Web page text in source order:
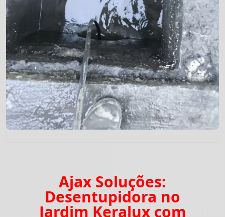
Ajax Soluções:
Desentupidora no
Jardim Keralux com